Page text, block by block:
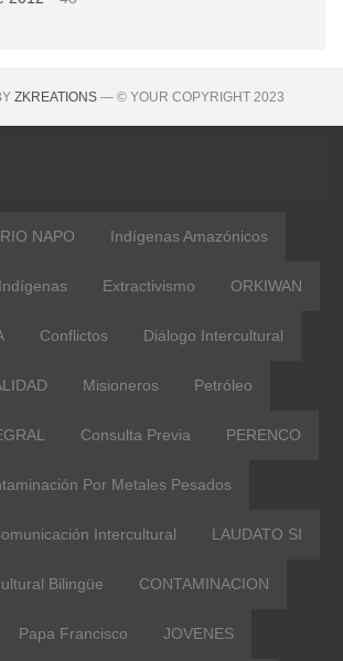
ZKREATIONS— © YOUR COPYRIGHT 2023
RIO NAPO Indígenas Amazónicos
Extractivismo ORKIWAN
Conflictos Diálogo Intercultural
Misioneros Petróleo
Consulta Previa PERENCO
Por Metales Pesados
Intercultural LAUDATO SI
Bilingüe CONTAMINACION
Papa Francisco JOVENES